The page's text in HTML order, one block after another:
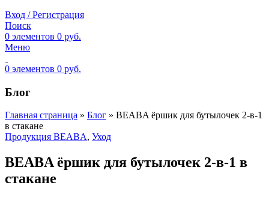
Вход / Регистрация
Поиск
0 элементов 0 руб.
Меню
0 элементов 0 руб.
Блог
Главная страница » Блог » BEABA ёршик для бутылочек 2-в-1
в стакане
Продукция BEABA, Уход
BEABA ёршик для бутылочек 2-в-1 в
стакане